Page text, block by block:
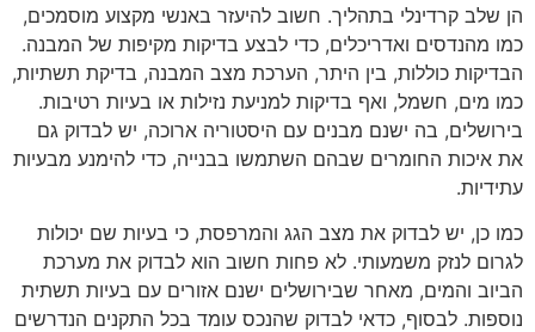
הן שלב קרדינלי בתהליך. חשוב להיעזר באנשי מקצוע מוסמכים,
כמו מהנדסים ואדריכלים, כדי לבצע בדיקות מקיפות של המבנה.
הבדיקות כוללות, בין היתר, הערכת מצב המבנה, בדיקת תשתיות,
כמו מים, חשמל, ואף בדיקות למניעת נזילות או בעיות רטיבות.
בירושלים, בה ישנם מבנים עם היסטוריה ארוכה, יש לבדוק גם
את איכות החומרים שבהם השתמשו בבנייה, כדי להימנע מבעיות
עתידיות.
כמו כן, יש לבדוק את מצב הגג והמרפסת, כי בעיות שם יכולות
לגרום לנזק משמעותי. לא פחות חשוב הוא לבדוק את מערכת
הביוב והמים, מאחר שבירושלים ישנם אזורים עם בעיות תשתית
נוספות. לבסוף, כדאי לבדוק שהנכס עומד בכל התקנים הנדרשים